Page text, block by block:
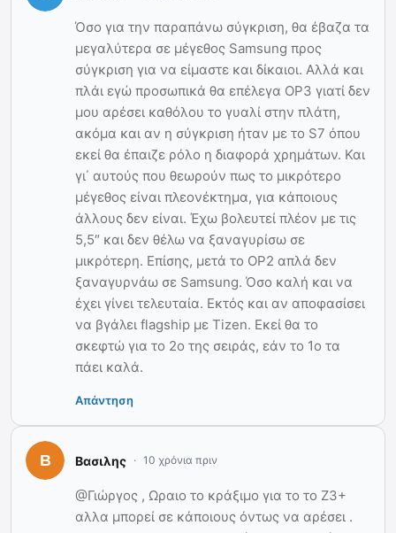
Όσο για την παραπάνω σύγκριση, θα έβαζα τα
μεγαλύτερα σε μέγεθος Samsung προς
σύγκριση για να είμαστε και δίκαιοι. Αλλά και
πλάι εγώ προσωπικά θα επέλεγα OP3 γιατί δεν
μου αρέσει καθόλου το γυαλί στην πλάτη,
ακόμα και αν η σύγκριση ήταν με το S7 όπου
εκεί θα έπαιζε ρόλο η διαφορά χρημάτων. Και
γι΄ αυτούς που θεωρούν πως το μικρότερο
μέγεθος είναι πλεονέκτημα, για κάποιους
άλλους δεν είναι. Έχω βολευτεί πλέον με τις
5,5″ και δεν θέλω να ξαναγυρίσω σε
μικρότερη. Επίσης, μετά το OP2 απλά δεν
ξαναγυρνάω σε Samsung. Όσο καλή και να
έχει γίνει τελευταία. Εκτός και αν αποφασίσει
να βγάλει flagship με Tizen. Εκεί θα το
σκεφτώ για το 2ο της σειράς, εάν το 1ο τα
πάει καλά.
Απάντηση
Βασιλης 10 χρόνια πριν
@Γιώργος , Ωραιο το κράξιμο για το το Z3+
αλλα μπορεί σε κάποιους όντως να αρέσει .